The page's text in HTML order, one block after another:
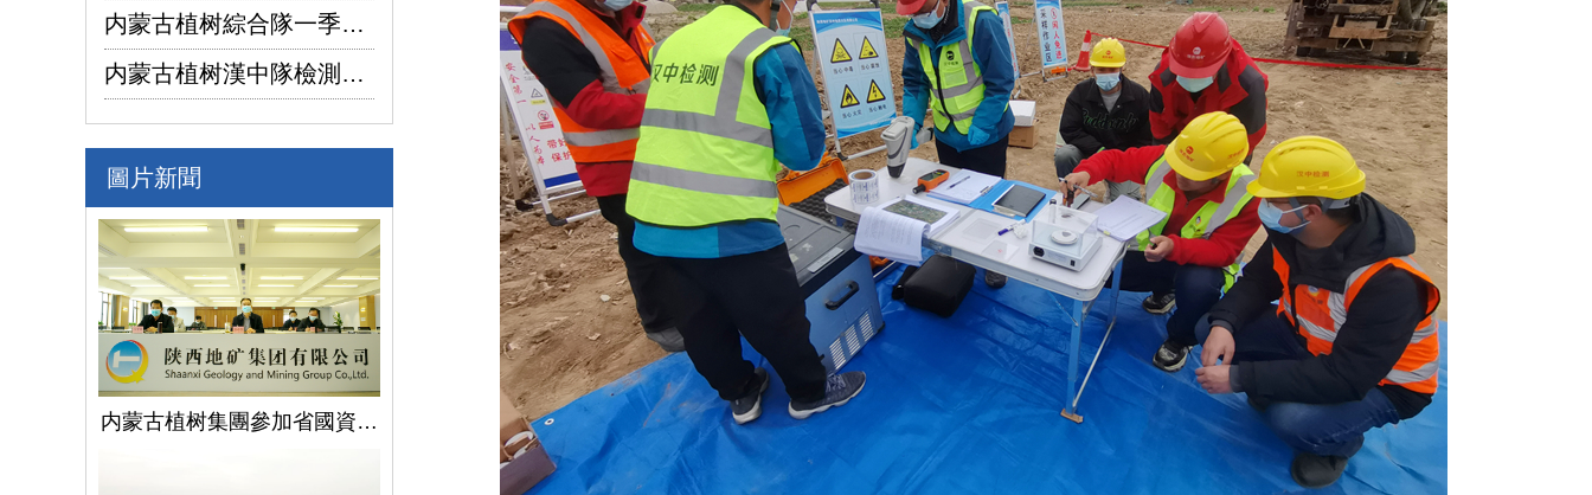
内蒙古植树綜合隊一季度生産經營實現“開門紅”
内蒙古植树漢中隊檢測公司承攬的地下水環境狀況調查采樣項目開鑽
圖片新聞
内蒙古植树集團參加省國資委監管企業安全生産工作視頻會議